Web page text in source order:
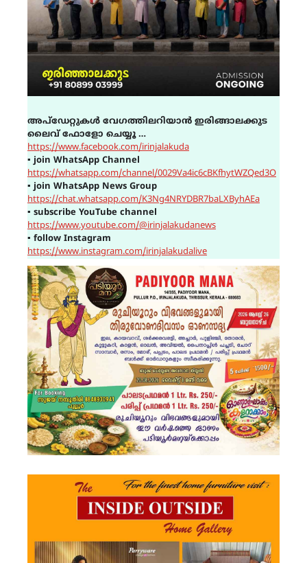
അപ്ഡേറ്റുകൾ വേഗത്തിലറിയാൻ ഇരിങ്ങാലക്കുട
ലൈവ് ഫോളോ ചെയ്യൂ …
https://www.facebook.com/irinjalakuda
▪ join WhatsApp Channel
https://whatsapp.com/channel/0029Va4ic6cBKfhytWZQed3O
▪ join WhatsApp News Group
https://chat.whatsapp.com/K3Ng4NRYDBR7baLXByhAEa
▪ subscribe YouTube channel
https://www.youtube.com/@irinjalakudanews
▪ follow Instagram
https://www.instagram.com/irinjalakudalive